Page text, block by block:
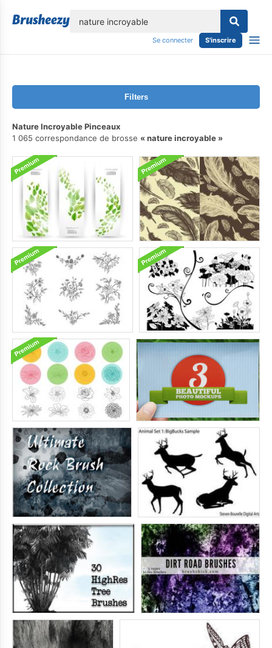
Se connecter S'inscrire
Filters
Nature Incroyable Pinceaux
1 065 correspondance de brosse
nature incroyable